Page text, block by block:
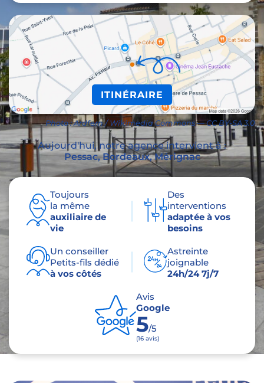
ITINÉRAIRE
Photo : Ardfern / Wikimedia Commons — CC BY-SA 3.0
Aujourd'hui, notre agence intervient à :
Pessac,Bordeaux, Mérignac
Toujours
la même
auxiliaire de
vie
Des
interventions
adaptée à vos
besoins
Un conseiller
Petits-fils dédié
à vos côtés
Astreinte
joignable
24h/24 7j/7
Avis
Google
5/5
(16 avis)